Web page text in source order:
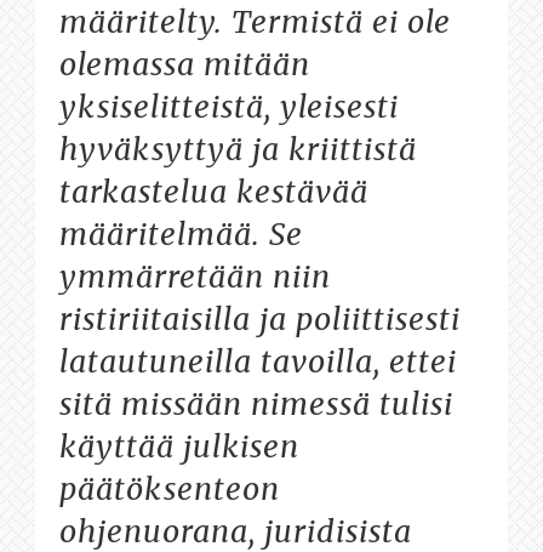
määritelty. Termistä ei ole
olemassa mitään
yksiselitteistä, yleisesti
hyväksyttyä ja kriittistä
tarkastelua kestävää
määritelmää. Se
ymmärretään niin
ristiriitaisilla ja poliittisesti
latautuneilla tavoilla, ettei
sitä missään nimessä tulisi
käyttää julkisen
päätöksenteon
ohjenuorana, juridisista